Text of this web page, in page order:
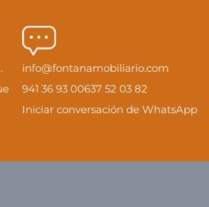
info@fontanamobiliario.com
941 36 93 00637 52 03 82
Iniciar conversación de WhatsApp